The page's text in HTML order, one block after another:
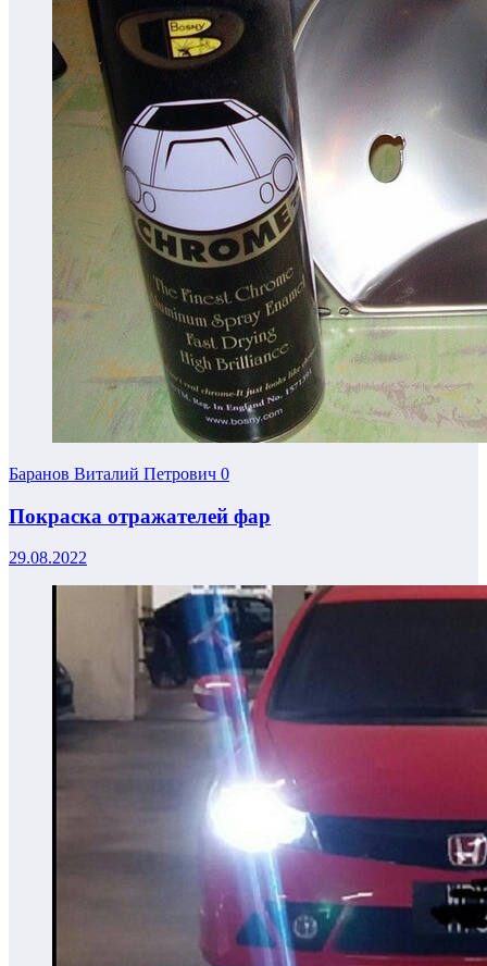
Баранов Виталий Петрович 0
Покраска отражателей фар
29.08.2022